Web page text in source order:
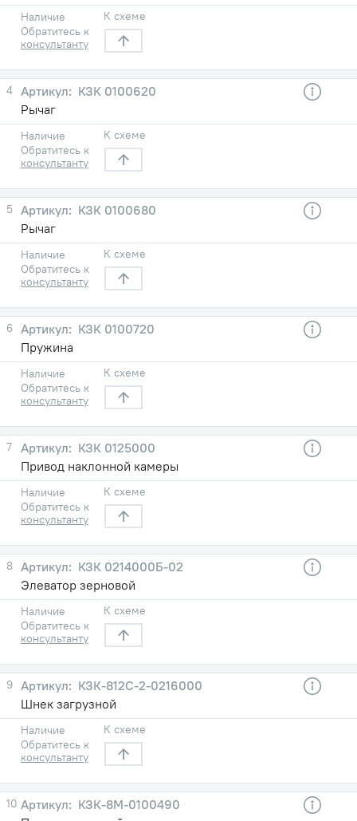
Наличие
Обратитесь к
консультанту
К схеме
4
КЗК 0100620
Рычаг
Наличие
Обратитесь к
консультанту
К схеме
5
КЗК 0100680
Рычаг
Наличие
Обратитесь к
консультанту
К схеме
6
КЗК 0100720
Пружина
Наличие
Обратитесь к
консультанту
К схеме
7
КЗК 0125000
Привод наклонной камеры
Наличие
Обратитесь к
консультанту
К схеме
8
КЗК 0214000Б-02
Элеватор зерновой
Наличие
Обратитесь к
консультанту
К схеме
9
КЗК-812С-2-0216000
Шнек загрузной
Наличие
Обратитесь к
консультанту
К схеме
10
КЗК-8М-0100490